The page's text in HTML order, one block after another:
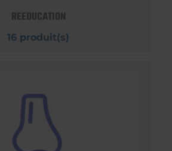
REEDUCATION
16 produit(s)